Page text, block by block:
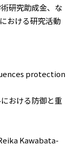
研究助成⾦、な
おける研究活動
protection
おける防御と重
Kawabata-